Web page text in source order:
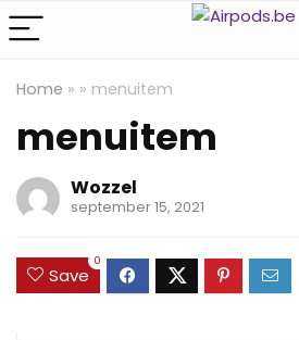
Home » » menuitem
menuitem
Wozzel
september 15, 2021
Save
0